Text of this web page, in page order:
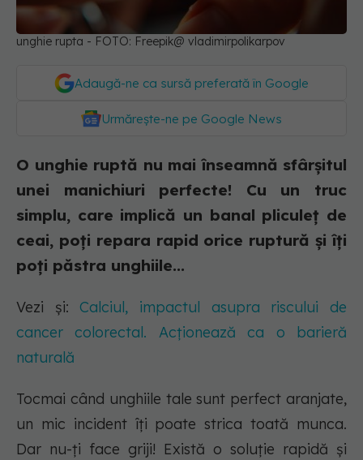
unghie rupta - FOTO: Freepik@ vladimirpolikarpov
Adaugă-ne ca sursă preferată în Google
Urmărește-ne pe Google News
O unghie ruptă nu mai înseamnă sfârșitul
unei manichiuri perfecte! Cu un truc
simplu, care implică un banal pliculeț de
ceai, poți repara rapid orice ruptură și îți
poți păstra unghiile...
Vezi și:Calciul, impactul asupra riscului de
cancer colorectal. Acționează ca o barieră
naturală
Tocmai când unghiile tale sunt perfect aranjate,
un mic incident îți poate strica toată munca.
Dar nu-ți face griji! Există o soluție rapidă și